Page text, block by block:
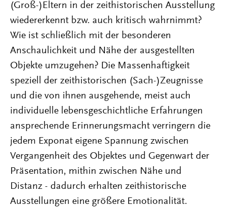
(Groß-)Eltern in der zeithistorischen Ausstellung
wiedererkennt bzw. auch kritisch wahrnimmt?
Wie ist schließlich mit der besonderen
Anschaulichkeit und Nähe der ausgestellten
Objekte umzugehen? Die Massenhaftigkeit
speziell der zeithistorischen (Sach-)Zeugnisse
und die von ihnen ausgehende, meist auch
individuelle lebensgeschichtliche Erfahrungen
ansprechende Erinnerungsmacht verringern die
jedem Exponat eigene Spannung zwischen
Vergangenheit des Objektes und Gegenwart der
Präsentation, mithin zwischen Nähe und
Distanz - dadurch erhalten zeithistorische
Ausstellungen eine größere Emotionalität.